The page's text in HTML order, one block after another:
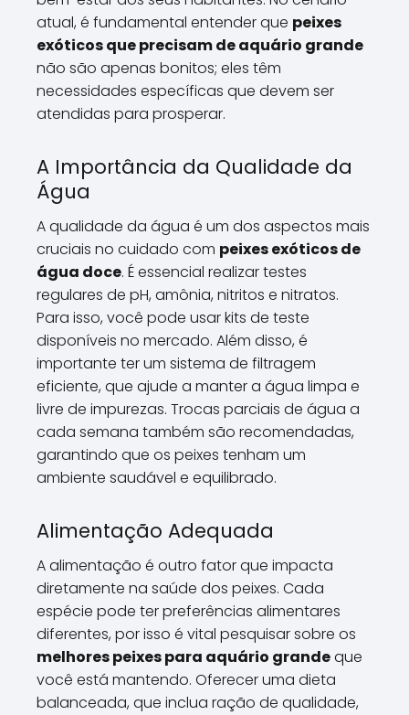
atual, é fundamental entender que peixes
exóticos que precisam de aquário grande
não são apenas bonitos; eles têm
necessidades específicas que devem ser
atendidas para prosperar.
A Importância da Qualidade da
Água
A qualidade da água é um dos aspectos mais
cruciais no cuidado com peixes exóticos de
água doce. É essencial realizar testes
regulares de pH, amônia, nitritos e nitratos.
Para isso, você pode usar kits de teste
disponíveis no mercado. Além disso, é
importante ter um sistema de filtragem
eficiente, que ajude a manter a água limpa e
livre de impurezas. Trocas parciais de água a
cada semana também são recomendadas,
garantindo que os peixes tenham um
ambiente saudável e equilibrado.
Alimentação Adequada
A alimentação é outro fator que impacta
diretamente na saúde dos peixes. Cada
espécie pode ter preferências alimentares
diferentes, por isso é vital pesquisar sobre os
melhores peixes para aquário grandeque
você está mantendo. Oferecer uma dieta
balanceada, que inclua ração de qualidade,